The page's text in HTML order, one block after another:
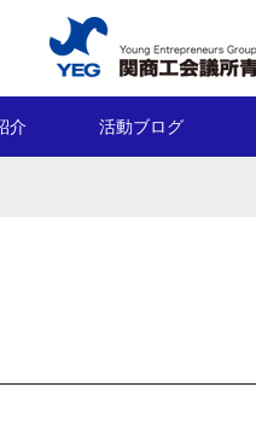
介 活動ブログ